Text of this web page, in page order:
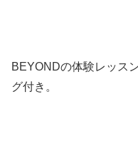
BEYONDの体験レッス
グ付き。